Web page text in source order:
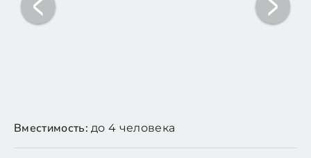
Вместимость: до 4 человека